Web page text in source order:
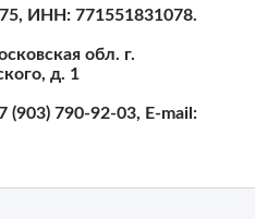
ИНН: 771551831078.
обл. г.
д. 1
(903) 790-92-03, E-mail: